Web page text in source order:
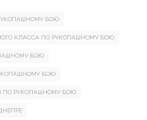
БОЮ
КЛАССА ПО РУКОПАШНОМУ БОЮ
БОЮ
БОЮ
ПО РУКОПАШНОМУ БОЮ